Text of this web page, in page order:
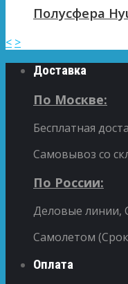
Полусфера
< >
Доставка
По Москве:
Бесплатная
Самовывоз со
По России:
Деловые линии,
Самолетом
Оплата